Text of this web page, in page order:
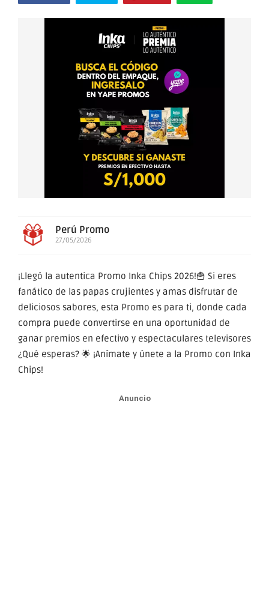
Perú Promo
27/05/2026
¡Llegó la autentica Promo Inka Chips 2026!🍟 Si eres
fanático de las papas crujientes y amas disfrutar de
deliciosos sabores, esta Promo es para ti, donde cada
compra puede convertirse en una oportunidad de
ganar premios en efectivo y espectaculares televisores
¿Qué esperas? 🌟 ¡Anímate y únete a la Promo con Inka
Chips!
Anuncio